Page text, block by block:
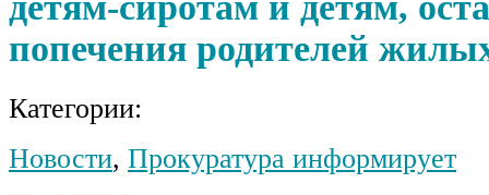
попечения родителей
Категории:
Новости, Прокуратура информирует